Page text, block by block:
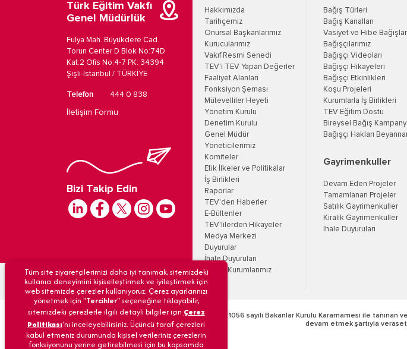
Türk Eğitim Vakfı
Genel Müdürlük
Fulya Mah. Büyükdere Cad.
Torun Center D Blok No:74D
Kat:2 Ofis No:4-7 PK: 34394
Şişli-İstanbul / TÜRKİYE
Telefon 444 0 838
İletişim Formu
Bizi Takip Edin
Hakkımızda
Tarihçemiz
Onursal Başkanlarımız
Kurucularımız
Vakıf Resmi Senedi
TEV'i TEV Yapan Değerler
Faaliyet Alanları
Fonksiyon Şeması
Mütevelliler Heyeti
Yönetim Kurulu
Denetim Kurulu
Genel Müdür
Yöneticilerimiz
Komiteler
Etik İlkeler ve Politikalar
İş Birlikleri
Raporlar
TEV’den Haberler
E-Bültenler
TEV'lilerden Hikayeler
Medya Merkezi
Duyurular
İhale Duyuruları
Eğitim Kurumlarımız
Bağış Türleri
Bağış Kanalları
Vasiyet ve Hibe
Bağışçılarımız
Bağışçı Videoları
Bağışçı Hikayeleri
Bağışçı Etkinlikleri
Koşu Projeleri
Kurumlarla İş Birlikleri
TEV Eğitim Dostu
Bireysel Bağış
Bağışçı Hakları
Gayrimenkuller
Devam Eden Projeler
Tamamlanan Projeler
Satılık Gayrimenkuller
Kiralık Gayrimenkuller
İhale Duyuruları
Türk Eğitim Vakfı’na 09/12/1968 tarih ve 6/11056 sayılı Bakanlar Kurulu Kararnamesi ile
devam etmek şartıyla
Tüm site ziyaretçilerimizi daha iyi tanımak, sitemizdeki
kullanıcı deneyimini kişiselleştirmek ve iyileştirmek için
web sitemizde çerezler kullanıyoruz. Çerez ayarlarınızı
yönetmek için "Tercihler" seçeneğine tıklayabilir,
sitemizdeki çerezlerle ilgili detaylı bilgiler için Çerez
Politikası'nı inceleyebilirsiniz. Üçüncü taraf çerezleri
kabul etmeniz durumunda kişisel verileriniz çerezlerin
fonksiyonunu yerine getirebilmesi için bu kapsamda